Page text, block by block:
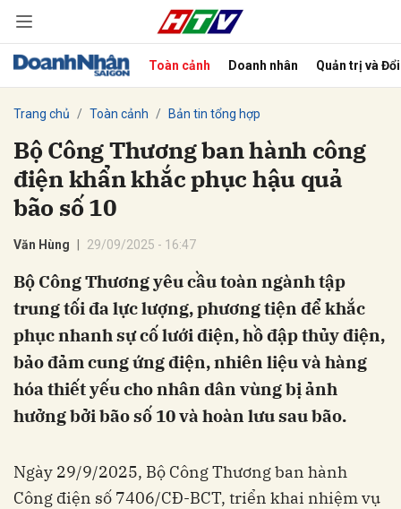
Toàn cảnh Doanh nhân Quản trị và
Trang chủ Toàn cảnh Bản tin tổng hợp
Bộ Công Thương ban hành công
điện khẩn khắc phục hậu quả
bão số 10
Văn Hùng 29/09/2025 - 16:47
Bộ Công Thương yêu cầu toàn ngành tập
trung tối đa lực lượng, phương tiện để khắc
phục nhanh sự cố lưới điện, hồ đập thủy điện,
bảo đảm cung ứng điện, nhiên liệu và hàng
hóa thiết yếu cho nhân dân vùng bị ảnh
hưởng bởi bão số 10 và hoàn lưu sau bão.
Ngày 29/9/2025, Bộ Công Thương ban hành
Công điện số 7406/CĐ-BCT, triển khai nhiệm vụ
Hủy